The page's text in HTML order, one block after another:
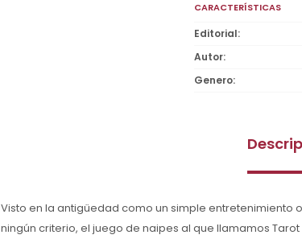
CARACTERÍSTICAS
Editorial
Autor
Genero
Visto en la antigüedad como un simple entretenimiento
ningún criterio, el juego de naipes al que llamamos